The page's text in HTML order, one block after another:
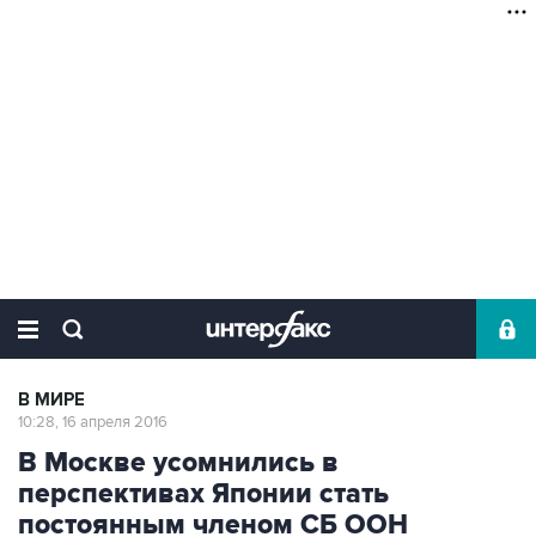
В МИРЕ
10:28, 16 апреля 2016
В Москве усомнились в
перспективах Японии стать
постоянным членом СБ ООН